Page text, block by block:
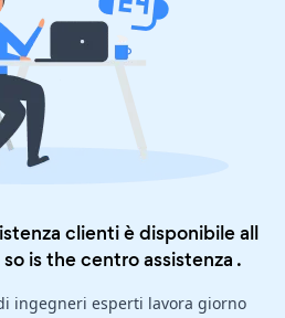
clienti è disponibile all
is thecentro assistenza .
ingegneri esperti lavora giorno